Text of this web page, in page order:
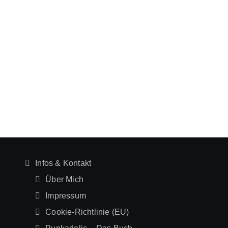
Infos & Kontakt
Über Mich
Impressum
Cookie-Richtlinie (EU)